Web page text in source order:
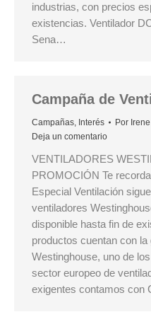
industrias, con precios
existencias. Ventilador
Sena…
Campaña de
Campañas, Interés Por
Deja un comentario
VENTILADORES
PROMOCIÓN Te
Especial Ventilación
ventiladores
disponible hasta fin de
productos cuentan con
Westinghouse, uno de
sector europeo de
exigentes contamos con